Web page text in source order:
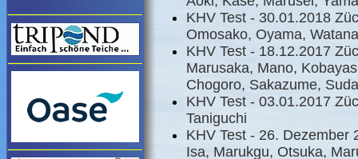
KHV Test - 30.01.2018
Omosako, Oyama,
KHV Test - 18.12.2017
Marusaka, Mano,
Chogoro, Sakazume,
KHV Test - 03.01.2017
Taniguchi
KHV Test - 26. Dezember
Isa, Marukgu, Otsuka,